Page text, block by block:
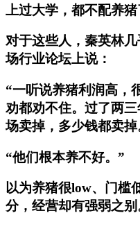
上过大学，都不配养猪
对于这些人，秦英林
场行业论坛上说：
“一听说养猪利润高，
劝都劝不住。过了两
场卖掉，多少钱都卖掉
“他们根本养不好。”
以为养猪很low、门槛
分，经营却有强弱之别